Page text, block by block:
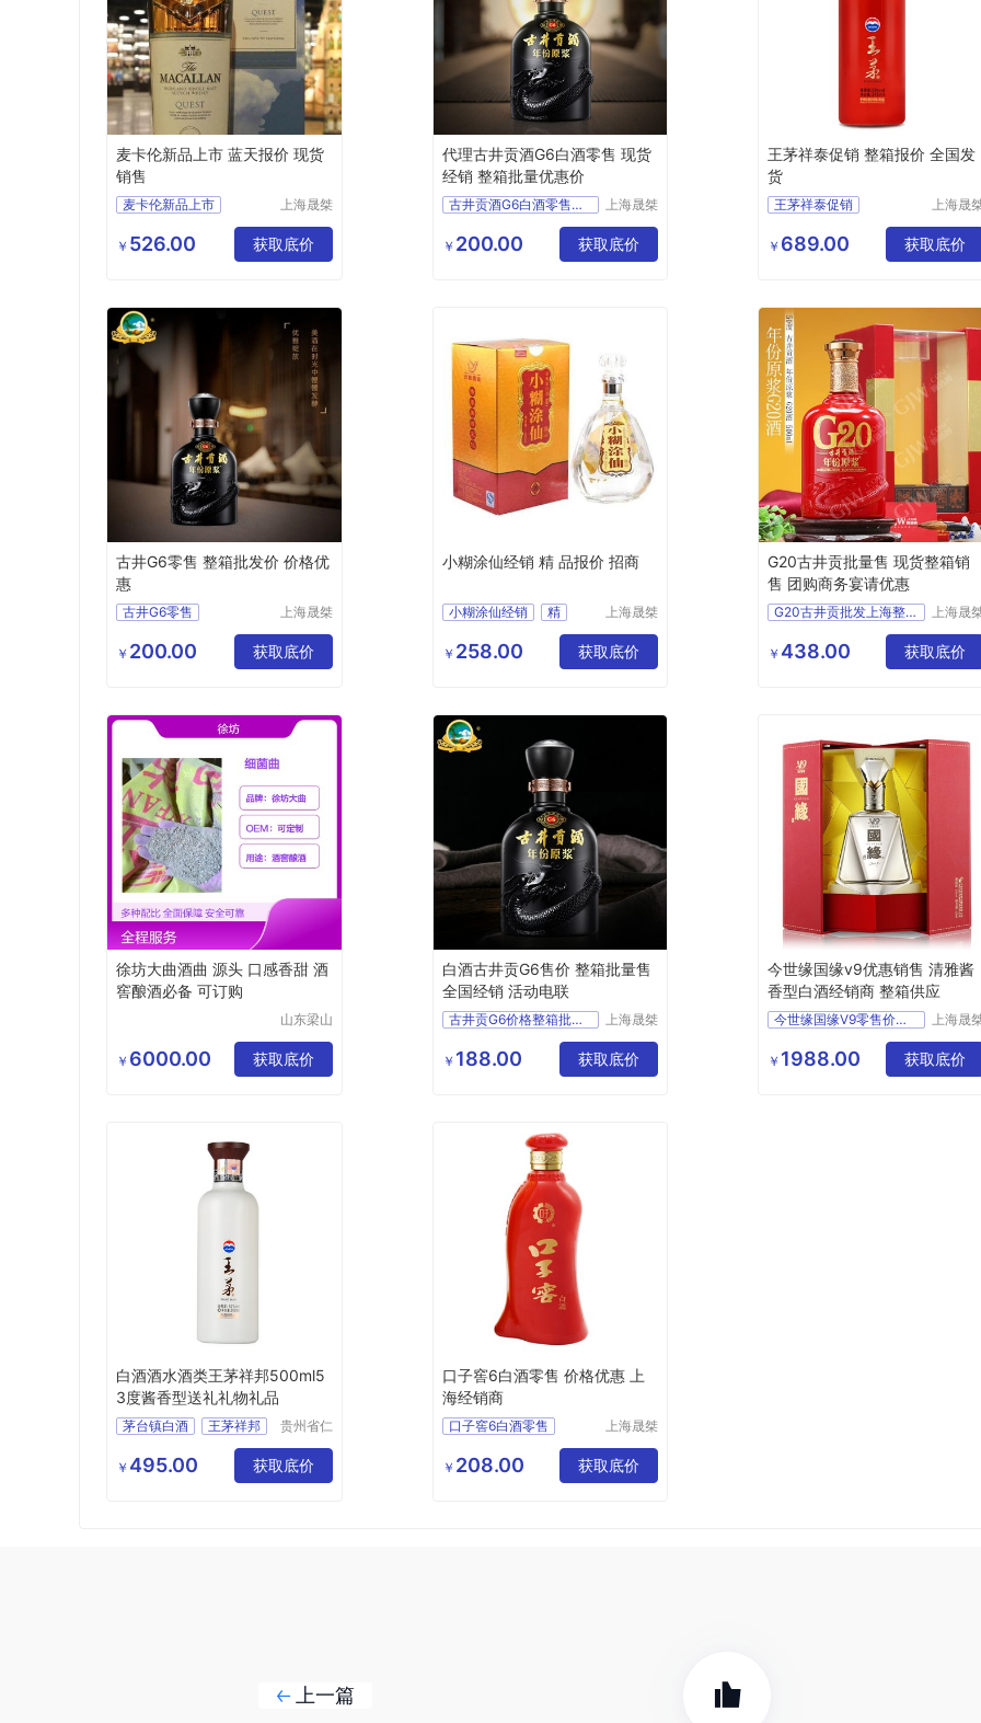
麦卡伦新品上市 蓝天报价 现货
销售
麦卡伦新品上市
现货销售
供应
食品生鲜
上海晟桀
公司
￥ 526.00 获取底价
代理古井贡酒G6白酒零售 现货
经销 整箱批量优惠价
古井贡酒G6白酒零售价格优惠上海经销商
酒类
白酒
上海晟桀
公司
￥ 200.00 获取底价
王茅祥泰促销 整箱报价 全国发
货
王茅祥泰促销
全国发货
供应
食品生鲜
上海晟
公司
￥ 689.00 获取底价
古井G6零售 整箱批发价 价格优
惠
古井G6零售
价格优惠
上海晟桀
公司
￥ 200.00 获取底价
小糊涂仙经销 精 品报价 招商
小糊涂仙经销
精
供应
食品生鲜
酒类
上海晟桀
公司
￥ 258.00 获取底价
G20古井贡批量售 现货整箱销
售 团购商务宴请优惠
G20古井贡批发上海整箱销售团购价
酒类
白酒
上海晟
公司
￥ 438.00 获取底价
徐坊大曲酒曲 源头 口感香甜 酒
窖酿酒必备 可订购
山东梁山
有限公司
￥ 6000.00 获取底价
白酒古井贡G6售价 整箱批量售
全国经销 活动电联
古井贡G6价格整箱批发上海经销商
酒类
白酒
上海晟桀
公司
￥ 188.00 获取底价
今世缘国缘v9优惠销售 清雅酱
香型白酒经销商 整箱供应
今世缘国缘V9零售价格优惠上海供应
酒类
白酒
上海晟
公司
￥ 1988.00 获取底价
白酒酒水酒类王茅祥邦500ml5
3度酱香型送礼礼物礼品
茅台镇白酒
王茅祥邦
酱香型白酒王茅祥邦
贵州省仁
盆酒业有
限公司
￥ 495.00 获取底价
口子窖6白酒零售 价格优惠 上
海经销商
口子窖6白酒零售
上海经销商
供应
食品生鲜
上海晟桀
公司
￥ 208.00 获取底价
上一篇